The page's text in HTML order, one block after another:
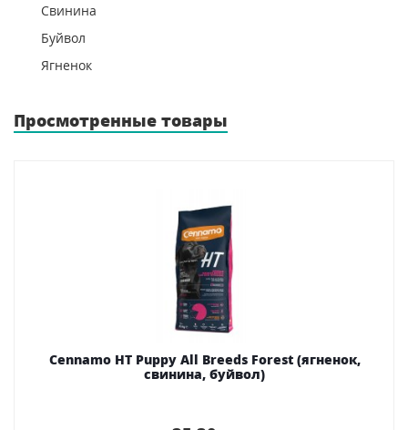
Свинина
Буйвол
Ягненок
Просмотренные товары
Cennamo HT Puppy All Breeds Forest (ягненок,
свинина, буйвол)